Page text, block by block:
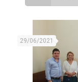
29/06/2021